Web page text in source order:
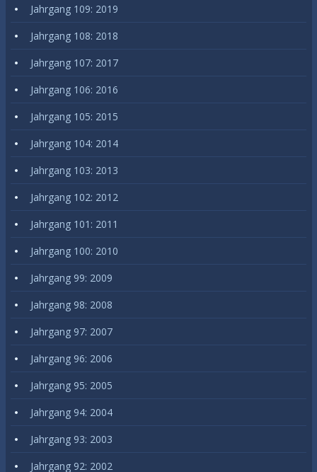
Jahrgang 109: 2019
Jahrgang 108: 2018
Jahrgang 107: 2017
Jahrgang 106: 2016
Jahrgang 105: 2015
Jahrgang 104: 2014
Jahrgang 103: 2013
Jahrgang 102: 2012
Jahrgang 101: 2011
Jahrgang 100: 2010
Jahrgang 99: 2009
Jahrgang 98: 2008
Jahrgang 97: 2007
Jahrgang 96: 2006
Jahrgang 95: 2005
Jahrgang 94: 2004
Jahrgang 93: 2003
Jahrgang 92: 2002